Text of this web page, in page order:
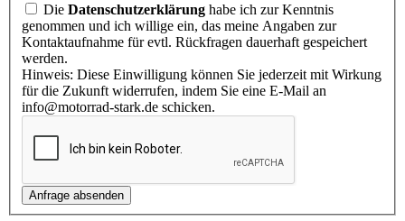
Die Datenschutzerklärung habe ich zur Kenntnis
genommen und ich willige ein, das meine Angaben zur
Kontaktaufnahme für evtl. Rückfragen dauerhaft gespeichert
werden.
Hinweis: Diese Einwilligung können Sie jederzeit mit Wirkung
für die Zukunft widerrufen, indem Sie eine E-Mail an
info@motorrad-stark.de schicken.